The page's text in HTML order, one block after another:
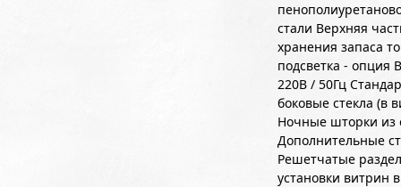
стали Верхняя
хранения запаса
подсветка - опция
220В / 50Гц
боковые стекла (в
Ночные шторки из
Дополнительные
Решетчатые
установки витрин